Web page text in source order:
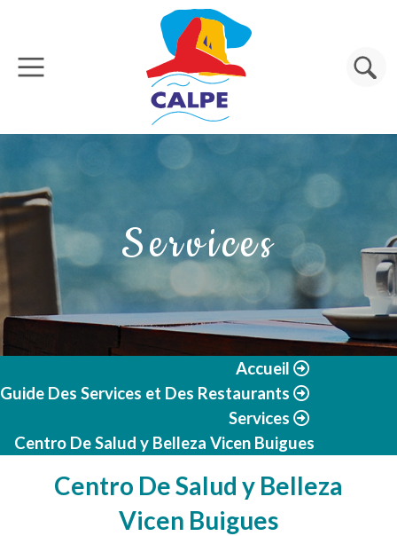
Aller au contenu principal
Rechercher
Services
Accueil
Guide Des Services et Des Restaurants
Services
Centro De Salud y Belleza Vicen Buigues
Centro De Salud y Belleza
Vicen Buigues